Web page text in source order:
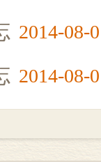
2014-08-
2014-08-